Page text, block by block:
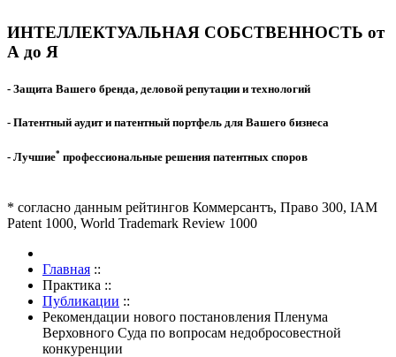
ИНТЕЛЛЕКТУАЛЬНАЯ СОБСТВЕННОСТЬ от
А до Я
- Защита Вашего бренда, деловой репутации и технологий
- Патентный аудит и патентный портфель для Вашего бизнеса
- Лучшие* профессиональные решения патентных споров
* согласно данным рейтингов Коммерсантъ, Право 300, IAM
Patent 1000, World Trademark Review 1000
Главная ::
Практика ::
Публикации ::
Рекомендации нового постановления Пленума
Верховного Суда по вопросам недобросовестной
конкуренции